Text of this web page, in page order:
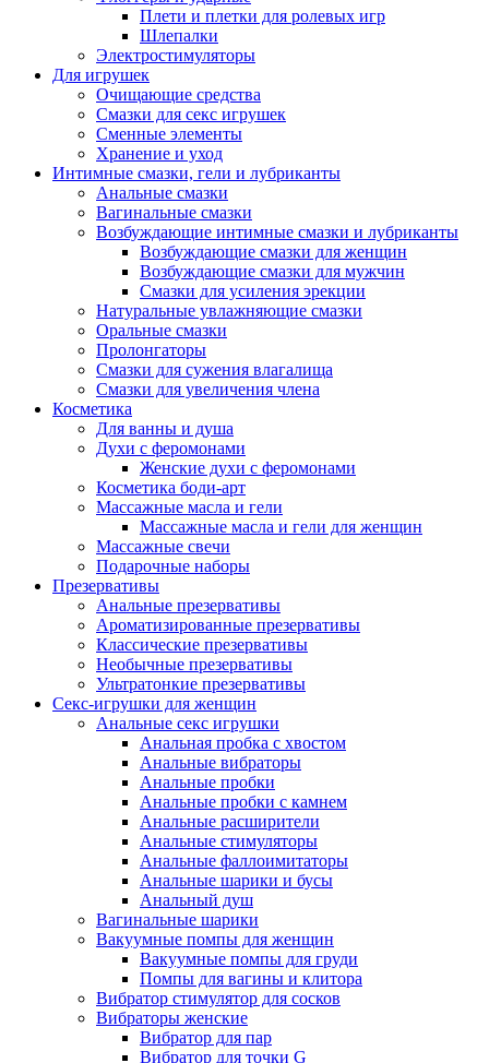
Плети и плетки для ролевых игр
Шлепалки
Электростимуляторы
Для игрушек
Очищающие средства
Смазки для секс игрушек
Сменные элементы
Хранение и уход
Интимные смазки, гели и лубриканты
Анальные смазки
Вагинальные смазки
Возбуждающие интимные смазки и лубриканты
Возбуждающие смазки для женщин
Возбуждающие смазки для мужчин
Смазки для усиления эрекции
Натуральные увлажняющие смазки
Оральные смазки
Пролонгаторы
Смазки для сужения влагалища
Смазки для увеличения члена
Косметика
Для ванны и душа
Духи с феромонами
Женские духи с феромонами
Косметика боди-арт
Массажные масла и гели
Массажные масла и гели для женщин
Массажные свечи
Подарочные наборы
Презервативы
Анальные презервативы
Ароматизированные презервативы
Классические презервативы
Необычные презервативы
Ультратонкие презервативы
Секс-игрушки для женщин
Анальные секс игрушки
Анальная пробка с хвостом
Анальные вибраторы
Анальные пробки
Анальные пробки с камнем
Анальные расширители
Анальные стимуляторы
Анальные фаллоимитаторы
Анальные шарики и бусы
Анальный душ
Вагинальные шарики
Вакуумные помпы для женщин
Вакуумные помпы для груди
Помпы для вагины и клитора
Вибратор стимулятор для сосков
Вибраторы женские
Вибратор для пар
Вибратор для точки G